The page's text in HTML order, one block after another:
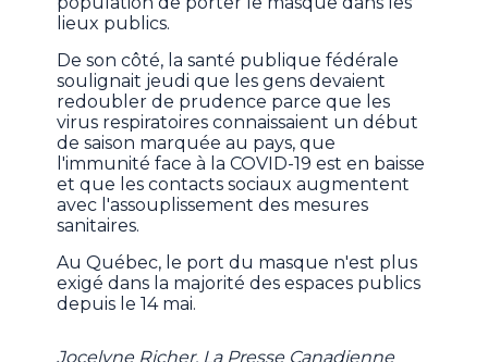
lieux publics.
De son côté, la santé publique fédérale
soulignait jeudi que les gens devaient
redoubler de prudence parce que les
virus respiratoires connaissaient un début
de saison marquée au pays, que
l'immunité face à la COVID-19 est en baisse
et que les contacts sociaux augmentent
avec l'assouplissement des mesures
sanitaires.
Au Québec, le port du masque n'est plus
exigé dans la majorité des espaces publics
depuis le 14 mai.
Jocelyne Richer, La Presse Canadienne